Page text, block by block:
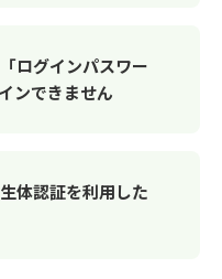
ログインパスワー
ンできません
体認証を利用した